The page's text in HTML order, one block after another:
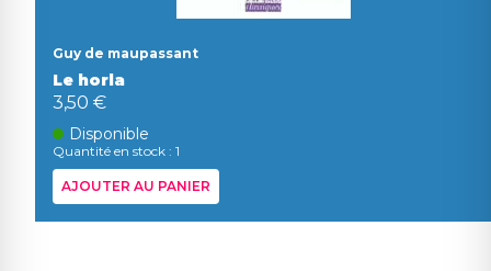
Guy de maupassant
Le horla
3,50 €
Disponible
Quantité en stock : 1
AJOUTER AU PANIER